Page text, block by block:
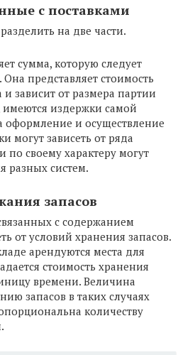
с поставками
на две части.
сумма, которую следует
представляет стоимость
и зависит от размера партии
имеются издержки самой
оформление и осуществление
могут зависеть от ряда
по своему характеру могут
разных систем.
запасов
с содержанием
от условий хранения запасов.
арендуются места для
стоимость хранения
времени. Величина
запасов в таких случаях
количеству